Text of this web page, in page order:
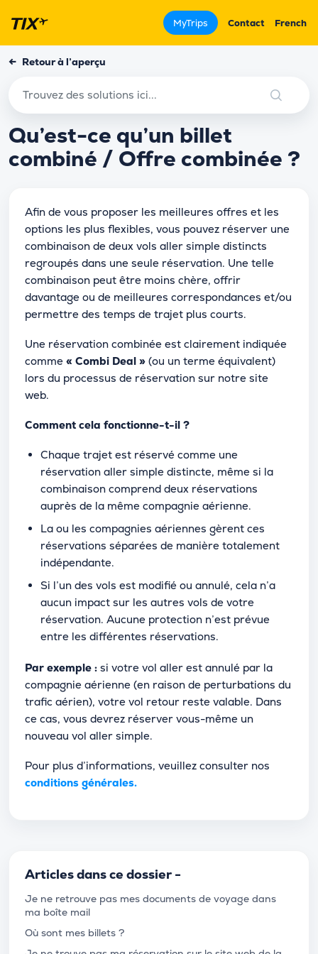
MyTrips Contact French
← Retour à l’aperçu
Qu’est-ce qu’un billet
combiné / Offre combinée ?
Afin de vous proposer les meilleures offres et les
options les plus flexibles, vous pouvez réserver une
combinaison de deux vols aller simple distincts
regroupés dans une seule réservation. Une telle
combinaison peut être moins chère, offrir
davantage ou de meilleures correspondances et/ou
permettre des temps de trajet plus courts.
Une réservation combinée est clairement indiquée
comme « Combi Deal » (ou un terme équivalent)
lors du processus de réservation sur notre site
web.
Comment cela fonctionne-t-il ?
Chaque trajet est réservé comme une
réservation aller simple distincte, même si la
combinaison comprend deux réservations
auprès de la même compagnie aérienne.
La ou les compagnies aériennes gèrent ces
réservations séparées de manière totalement
indépendante.
Si l’un des vols est modifié ou annulé, cela n’a
aucun impact sur les autres vols de votre
réservation. Aucune protection n’est prévue
entre les différentes réservations.
Par exemple : si votre vol aller est annulé par la
compagnie aérienne (en raison de perturbations du
trafic aérien), votre vol retour reste valable. Dans
ce cas, vous devrez réserver vous-même un
nouveau vol aller simple.
Pour plus d’informations, veuillez consulter nos
conditions générales.
Articles dans ce dossier -
Je ne retrouve pas mes documents de voyage dans
ma boîte mail
Où sont mes billets ?